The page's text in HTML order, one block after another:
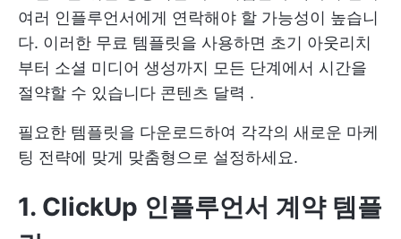
여러 인플루언서에게 연락해야 할 가능성이 높습니
다. 이러한 무료 템플릿을 사용하면 초기 아웃리치
부터 소셜 미디어 생성까지 모든 단계에서 시간을
절약할 수 있습니다 콘텐츠 달력 .
필요한 템플릿을 다운로드하여 각각의 새로운 마케
팅 전략에 맞게 맞춤형으로 설정하세요.
1. ClickUp 인플루언서 계약 템플